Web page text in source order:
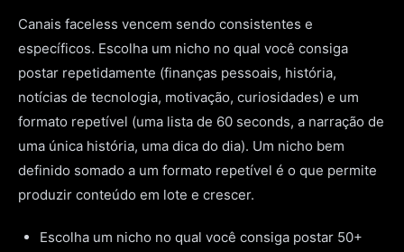
Canais faceless vencem sendo consistentes e
específicos. Escolha um nicho no qual você consiga
postar repetidamente (finanças pessoais, história,
notícias de tecnologia, motivação, curiosidades) e um
formato repetível (uma lista de 60 seconds, a narração de
uma única história, uma dica do dia). Um nicho bem
definido somado a um formato repetível é o que permite
produzir conteúdo em lote e crescer.
Escolha um nicho no qual você consiga postar 50+